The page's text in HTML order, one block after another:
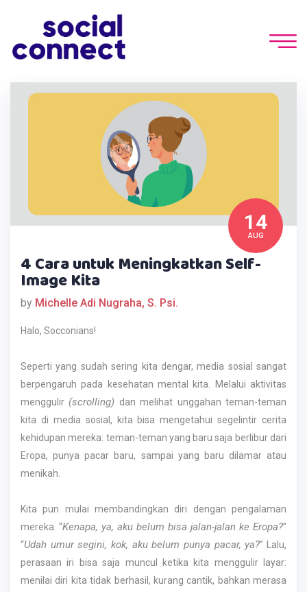
14
AUG
4 Cara untuk Meningkatkan Self-
Image Kita
by Michelle Adi Nugraha, S. Psi.
Halo, Socconians!
Seperti yang sudah sering kita dengar, media sosial sangat
berpengaruh pada kesehatan mental kita. Melalui aktivitas
menggulir (scrolling) dan melihat unggahan teman-teman
kita di media sosial, kita bisa mengetahui segelintir cerita
kehidupan mereka: teman-teman yang baru saja berlibur dari
Eropa, punya pacar baru, sampai yang baru dilamar atau
menikah.
Kita pun mulai membandingkan diri dengan pengalaman
mereka. “Kenapa, ya, aku belum bisa jalan-jalan ke Eropa?”
“Udah umur segini, kok, aku belum punya pacar, ya?” Lalu,
perasaan iri bisa saja muncul ketika kita menggulir layar:
menilai diri kita tidak berhasil, kurang cantik, bahkan merasa